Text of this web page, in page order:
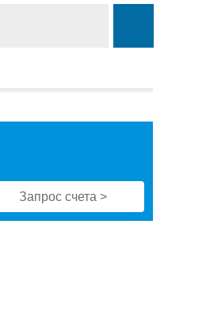
Запрос счета >